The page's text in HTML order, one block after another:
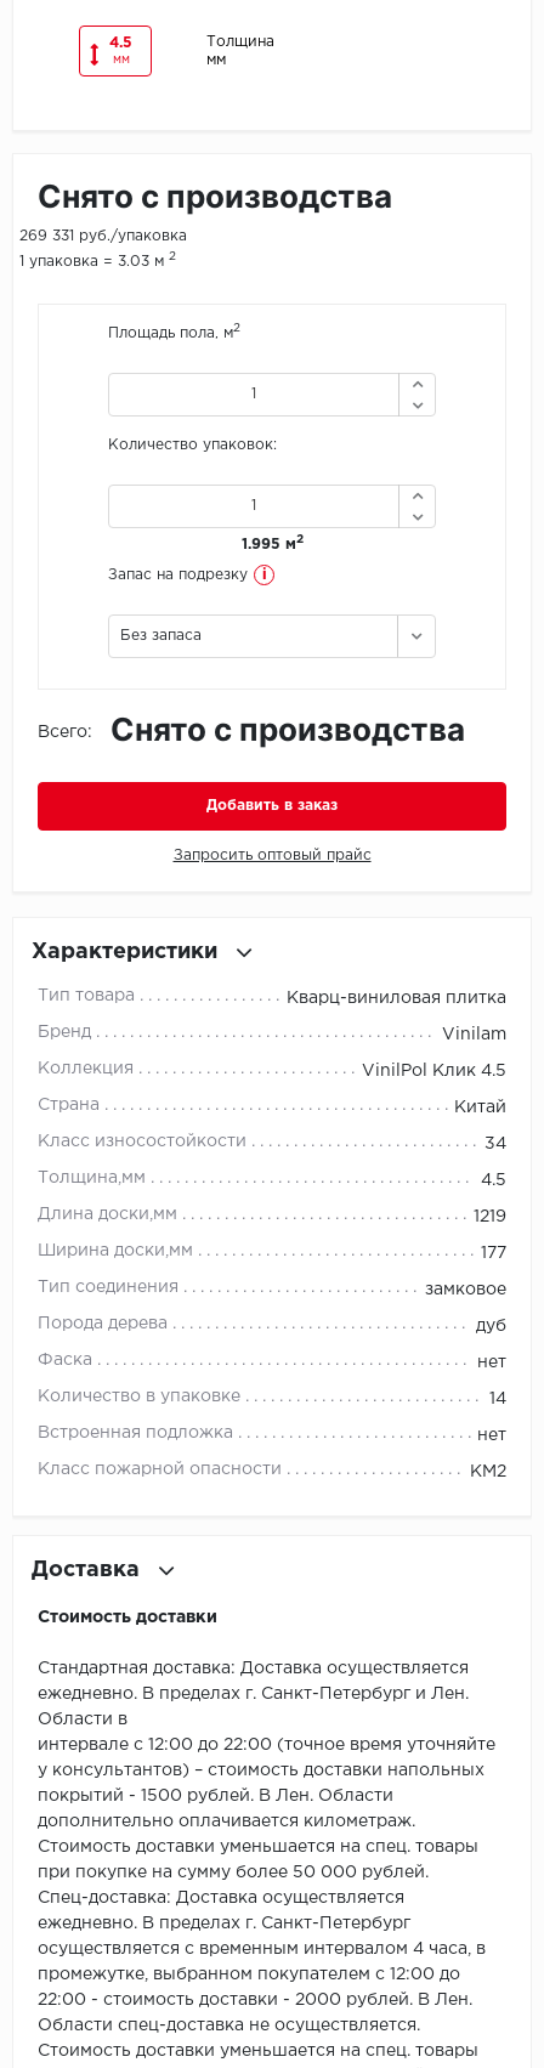
Jinan PDM
LG Decotile
Lucky Floor
Made in Belgium
Next Step
Novafloor
Primavera
ROYCE
SPC
SPC Kronostep
SPC Promo
SPC Stronghold
TANTO
Tarkett
4.5
мм
Толщина
мм
Снято с производства
269 331 руб./упаковка
1 упаковка = 3.03 м 2
Площадь пола, м2
Количество упаковок:
1.995 м2
Запас на подрезку i
Без запаса
Всего: Снято с производства
Добавить в заказ
Запросить оптовый прайс
Характеристики
Тип товара Кварц-виниловая плитка
Бренд Vinilam
Коллекция VinilPol Клик 4.5
Страна Китай
Класс износостойкости 34
Толщина,мм 4.5
Длина доски,мм 1219
Ширина доски,мм 177
Тип соединения замковое
Порода дерева дуб
Фаска нет
Количество в упаковке 14
Встроенная подложка нет
Класс пожарной опасности КМ2
Доставка
Стоимость доставки
Стандартная доставка: Доставка осуществляется
ежедневно. В пределах г. Санкт-Петербург и Лен.
Области в
интервале с 12:00 до 22:00 (точное время уточняйте
у консультантов) – стоимость доставки напольных
покрытий - 1500 рублей. В Лен. Области
дополнительно оплачивается километраж.
Стоимость доставки уменьшается на спец. товары
при покупке на сумму более 50 000 рублей.
Спец-доставка: Доставка осуществляется
ежедневно. В пределах г. Санкт-Петербург
осуществляется с временным интервалом 4 часа, в
промежутке, выбранном покупателем с 12:00 до
22:00 - стоимость доставки - 2000 рублей. В Лен.
Области спец-доставка не осуществляется.
Стоимость доставки уменьшается на спец. товары